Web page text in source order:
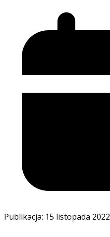
Publikacja: 15 listopada 2022